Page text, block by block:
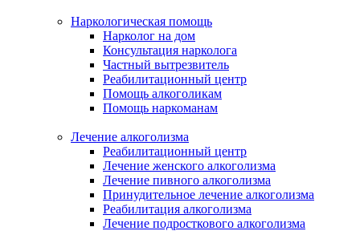
Наркологическая помощь
Нарколог на дом
Консультация нарколога
Частный вытрезвитель
Реабилитационный центр
Помощь алкоголикам
Помощь наркоманам
Лечение алкоголизма
Реабилитационный центр
Лечение женского алкоголизма
Лечение пивного алкоголизма
Принудительное лечение алкоголизма
Реабилитация алкоголизма
Лечение подросткового алкоголизма